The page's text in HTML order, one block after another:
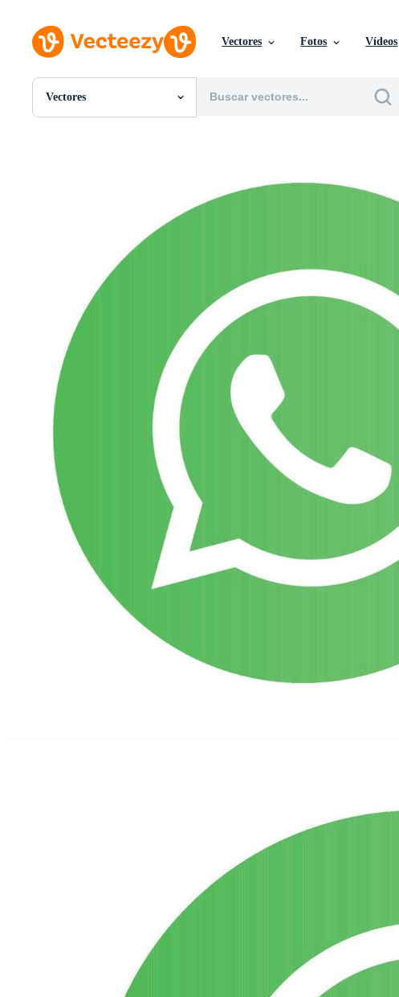
Vectores Fotos Vídeos
Vectores
Todas Imágenes
Gráficos en Movimiento
Imágenes Editoriales
Eventos Editoriales